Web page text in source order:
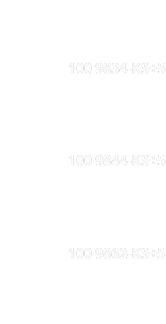
100 9834-KS+5
100 9844-KS+5
100 9862-KS+5